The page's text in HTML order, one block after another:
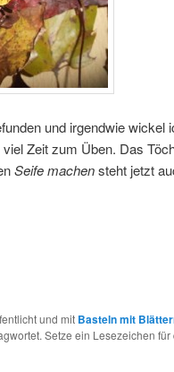
und irgendwie wickel
Zeit zum Üben. Das
Seife machensteht jetzt
und mit Basteln mit
Setze ein Lesezeichen für